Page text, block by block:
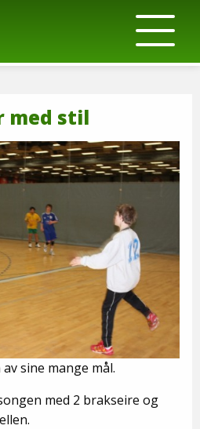
med stil
sine mange mål.
med 2 brakseire og